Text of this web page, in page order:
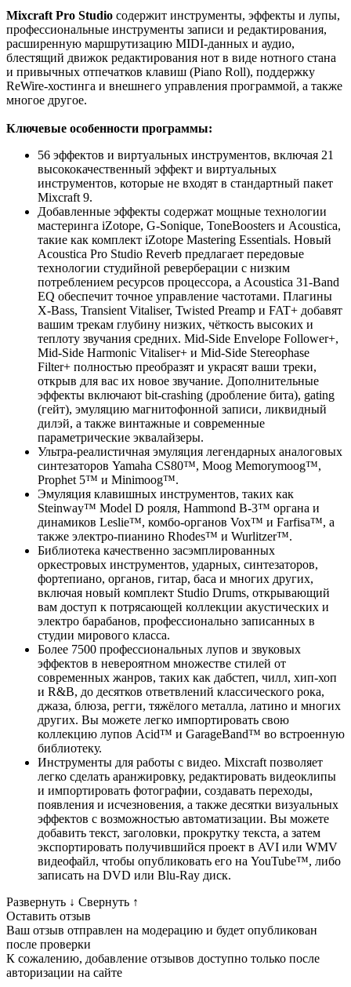
Mixcraft Pro Studio содержит инструменты, эффекты и лупы,
профессиональные инструменты записи и редактирования,
расширенную маршрутизацию MIDI-данных и аудио,
блестящий движок редактирования нот в виде нотного стана
и привычных отпечатков клавиш (Piano Roll), поддержку
ReWire-хостинга и внешнего управления программой, а также
многое другое.
Ключевые особенности программы:
56 эффектов и виртуальных инструментов, включая 21
высококачественный эффект и виртуальных
инструментов, которые не входят в стандартный пакет
Mixcraft 9.
Добавленные эффекты содержат мощные технологии
мастеринга iZotope, G-Sonique, ToneBoosters и Acoustica,
такие как комплект iZotope Mastering Essentials. Новый
Acoustica Pro Studio Reverb предлагает передовые
технологии студийной реверберации с низким
потреблением ресурсов процессора, а Acoustica 31-Band
EQ обеспечит точное управление частотами. Плагины
X-Bass, Transient Vitaliser, Twisted Preamp и FAT+ добавят
вашим трекам глубину низких, чёткость высоких и
теплоту звучания средних. Mid-Side Envelope Follower+,
Mid-Side Harmonic Vitaliser+ и Mid-Side Stereophase
Filter+ полностью преобразят и украсят ваши треки,
открыв для вас их новое звучание. Дополнительные
эффекты включают bit-crashing (дробление бита), gating
(гейт), эмуляцию магнитофонной записи, ликвидный
дилэй, а также винтажные и современные
параметрические эквалайзеры.
Ультра-реалистичная эмуляция легендарных аналоговых
синтезаторов Yamaha CS80™, Moog Memorymoog™,
Prophet 5™ и Minimoog™.
Эмуляция клавишных инструментов, таких как
Steinway™ Model D рояля, Hammond B-3™ органа и
динамиков Leslie™, комбо-органов Vox™ и Farfisa™, а
также электро-пианино Rhodes™ и Wurlitzer™.
Библиотека качественно засэмплированных
оркестровых инструментов, ударных, синтезаторов,
фортепиано, органов, гитар, баса и многих других,
включая новый комплект Studio Drums, открывающий
вам доступ к потрясающей коллекции акустических и
электро барабанов, профессионально записанных в
студии мирового класса.
Более 7500 профессиональных лупов и звуковых
эффектов в невероятном множестве стилей от
современных жанров, таких как дабстеп, чилл, хип-хоп
и R&B, до десятков ответвлений классического рока,
джаза, блюза, регги, тяжёлого металла, латино и многих
других. Вы можете легко импортировать свою
коллекцию лупов Acid™ и GarageBand™ во встроенную
библиотеку.
Инструменты для работы с видео. Mixcraft позволяет
легко сделать аранжировку, редактировать видеоклипы
и импортировать фотографии, создавать переходы,
появления и исчезновения, а также десятки визуальных
эффектов с возможностью автоматизации. Вы можете
добавить текст, заголовки, прокрутку текста, а затем
экспортировать получившийся проект в AVI или WMV
видеофайл, чтобы опубликовать его на YouTube™, либо
записать на DVD или Blu-Ray диск.
Развернуть ↓ Свернуть ↑
Оставить отзыв
Ваш отзыв отправлен на модерацию и будет опубликован
после проверки
К сожалению, добавление отзывов доступно только после
авторизации на сайте